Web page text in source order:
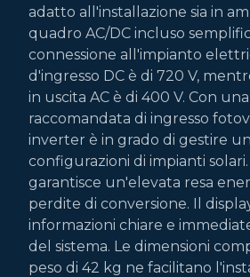
adatto all'installazione sia in
quadro AC/DC incluso
connessione all'impianto
d'ingresso DC è di 720 V,
in uscita AC è di 400 V. Con
raccomandata di ingresso
inverter è in grado di gestire
configurazioni di impianti
garantisce un'elevata resa
perdite di conversione. Il
informazioni chiare e
del sistema. Le dimensioni
peso di 42 kg ne facilitano